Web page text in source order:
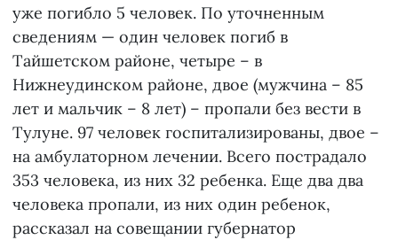
уже погибло 5 человек. По уточненным
сведениям — один человек погиб в
Тайшетском районе, четыре – в
Нижнеудинском районе, двое (мужчина – 85
лет и мальчик – 8 лет) – пропали без вести в
Тулуне. 97 человек госпитализированы, двое –
на амбулаторном лечении. Всего пострадало
353 человека, из них 32 ребенка. Еще два два
человека пропали, из них один ребенок,
рассказал на совещании губернатор